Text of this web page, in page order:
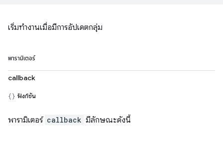
เริ่มทำงานเมื่อมีการอัปเดตกลุ่ม
พารามิเตอร์
callback
ฟังก์ชัน
พารามิเตอร์ callback มีลักษณะดังนี้